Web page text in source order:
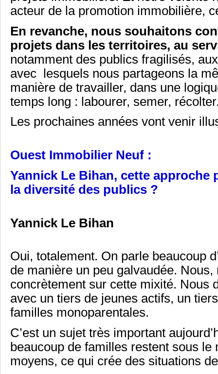
acteur de la promotion immobilière,
En revanche, nous souhaitons
projets dans les territoires, au
notamment des publics fragilisés,
avec lesquels nous partageons la
manière de travailler, dans une
temps long : labourer, semer,
Les prochaines années vont venir
Ouest Immobilier Neuf :
Yannick Le Bihan, cette approche
la diversité des publics ?
Yannick Le Bihan
Oui, totalement. On parle beaucoup
de manière un peu galvaudée.
concrètement sur cette mixité. Nous
avec un tiers de jeunes actifs, un
familles monoparentales.
C’est un sujet très important
beaucoup de familles restent sous le
moyens, ce qui crée des situations